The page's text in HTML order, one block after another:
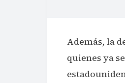
Además, la
quienes ya